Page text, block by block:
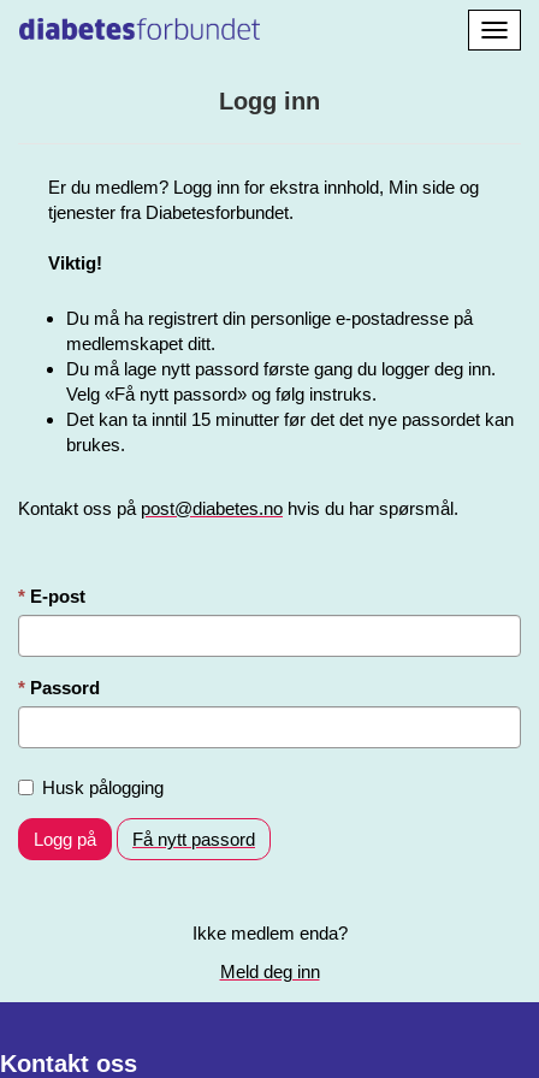
Logg inn
Er du medlem? Logg inn for ekstra innhold, Min side og
tjenester fra Diabetesforbundet.
Viktig!
Du må ha registrert din personlige e-postadresse på
medlemskapet ditt.
Du må lage nytt passord første gang du logger deg inn.
Velg «Få nytt passord» og følg instruks.
Det kan ta inntil 15 minutter før det det nye passordet kan
brukes.
Kontakt oss på post@diabetes.no hvis du har spørsmål.
E-post
Passord
Husk pålogging
Logg på Få nytt passord
Ikke medlem enda?
Meld deg inn
Kontakt oss